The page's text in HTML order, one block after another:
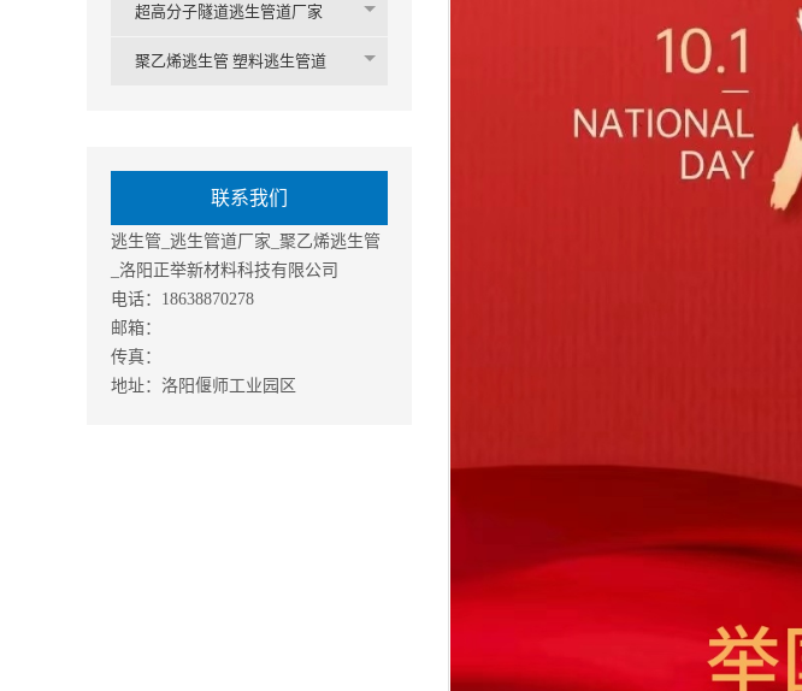
生管超高分子隧道逃生管道厂家
聚乙烯逃生管 塑料逃生管道
联系我们
逃生管_逃生管道厂家_聚乙烯逃生管
_洛阳正举新材料科技有限公司
电话：18638870278
邮箱：
传真：
地址：洛阳偃师工业园区